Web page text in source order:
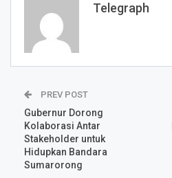
Telegraph
PREV POST
Gubernur Dorong
Kolaborasi Antar
Stakeholder untuk
Hidupkan Bandara
Sumarorong